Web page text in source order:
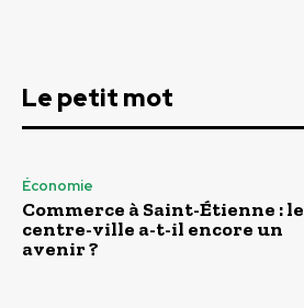
Le petit mot
Économie
Commerce à Saint-Étienne : le
centre-ville a-t-il encore un
avenir ?